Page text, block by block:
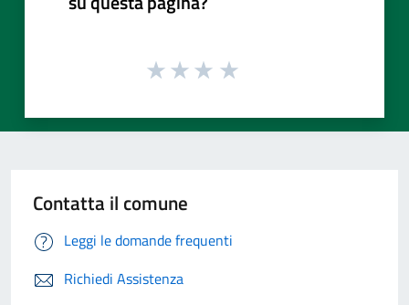
Contatta il comune
Leggi le domande frequenti
Richiedi Assistenza